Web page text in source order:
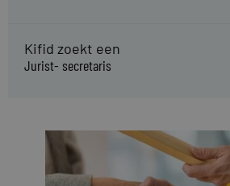
Kifid zoekt een
Jurist- secretaris